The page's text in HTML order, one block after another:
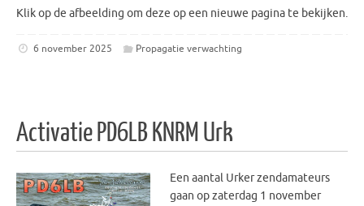
Klik op de afbeelding om deze op een nieuwe pagina te bekijken.
6 november 2025 Propagatie verwachting
Activatie PD6LB KNRM Urk
Een aantal Urker zendamateurs
gaan op zaterdag 1 november